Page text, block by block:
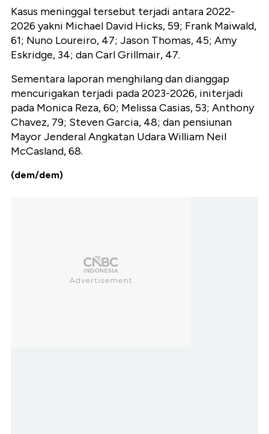
Kasus meninggal tersebut terjadi antara 2022-
2026 yakni Michael David Hicks, 59; Frank Maiwald,
61; Nuno Loureiro, 47; Jason Thomas, 45; Amy
Eskridge, 34; dan Carl Grillmair, 47.
Sementara laporan menghilang dan dianggap
mencurigakan terjadi pada 2023-2026, initerjadi
pada Monica Reza, 60; Melissa Casias, 53; Anthony
Chavez, 79; Steven Garcia, 48; dan pensiunan
Mayor Jenderal Angkatan Udara William Neil
McCasland, 68.
(dem/dem)